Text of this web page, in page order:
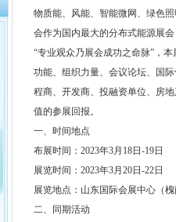
物质能、风能、智能微网、绿色
会作为国内最大的分布式能源展
“专业观众乃展会成功之命脉”，
功能、组织力量、会议论坛、国
程商、开发商、投融资单位、房
值的参展回报。
一、时间地点
布展时间：2023年3月18日-19日
展览时间：2023年3月20日-22日
展览地点：山东国际会展中心（
二、同期活动